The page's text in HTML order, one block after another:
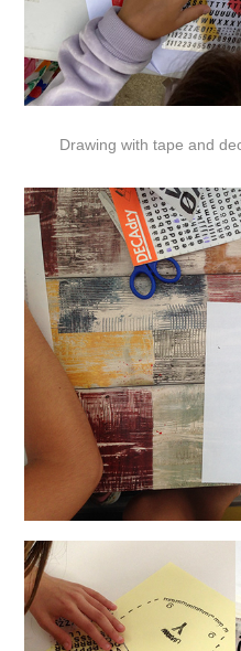
Drawing with tape and